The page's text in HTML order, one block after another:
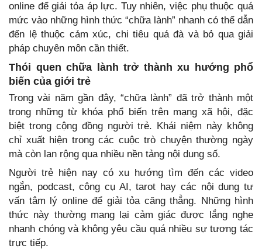
online để giải tỏa áp lực. Tuy nhiên, việc phụ thuộc quá
mức vào những hình thức “chữa lành” nhanh có thể dẫn
đến lệ thuộc cảm xúc, chi tiêu quá đà và bỏ qua giải
pháp chuyên môn cần thiết.
Thói quen chữa lành trở thành xu hướng phổ
biến của giới trẻ
Trong vài năm gần đây, “chữa lành” đã trở thành một
trong những từ khóa phổ biến trên mạng xã hội, đặc
biệt trong cộng đồng người trẻ. Khái niệm này không
chỉ xuất hiện trong các cuộc trò chuyện thường ngày
mà còn lan rộng qua nhiều nền tảng nội dung số.
Người trẻ hiện nay có xu hướng tìm đến các video
ngắn, podcast, công cụ AI, tarot hay các nội dung tư
vấn tâm lý online để giải tỏa căng thẳng. Những hình
thức này thường mang lại cảm giác được lắng nghe
nhanh chóng và không yêu cầu quá nhiều sự tương tác
trực tiếp.